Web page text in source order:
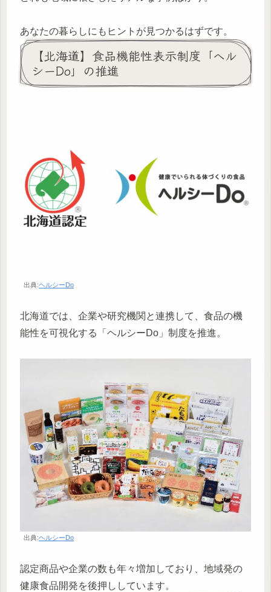
あなたの暮らしにもヒントが見つかるはずです。
【北海道】食品機能性表示制度「ヘル
シーDo」の推進
出典:ヘルシーDo
北海道では、企業や研究機関と連携して、食品の機
能性を可視化する「ヘルシーDo」制度を推進。
出典:ヘルシーDo
認定商品や企業の数も年々増加しており、地域発の
健康食品開発を後押ししています。